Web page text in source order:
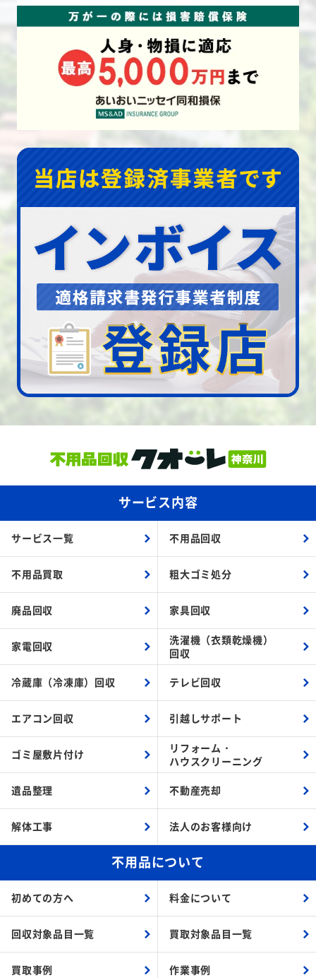
サービス内容
サービス一覧 不用品回収
不用品買取 粗大ゴミ処分
廃品回収 家具回収
家電回収
洗濯機（衣類乾燥機）
回収
冷蔵庫（冷凍庫）回収 テレビ回収
エアコン回収 引越しサポート
ゴミ屋敷片付け
リフォーム・
ハウスクリーニング
遺品整理 不動産売却
解体工事 法人のお客様向け
不用品について
初めての方へ 料金について
回収対象品目一覧 買取対象品目一覧
買取事例 作業事例